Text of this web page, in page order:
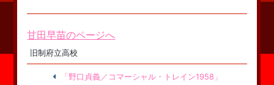
甘田早苗のページへ
旧制府立高校
「野口貞義／コマーシャル・トレイン1958」